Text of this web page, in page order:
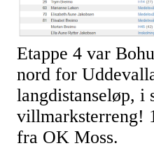
Etappe 4 var
nord for
langdistanseløp, i
villmarksterreng!
fra OK Moss.